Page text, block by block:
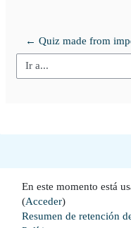
← Quiz made from
Ir a...
En este momento está
(Acceder)
Resumen de retención